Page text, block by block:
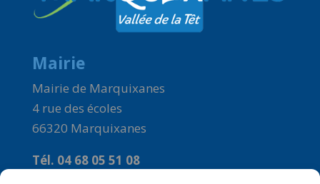
Mairie
Mairie de Marquixanes
4 rue des écoles
66320 Marquixanes
Tél. 04 68 05 51 08